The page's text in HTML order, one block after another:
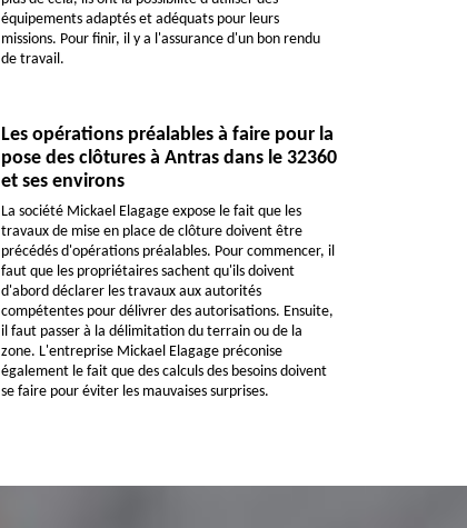
équipements adaptés et adéquats pour leurs
missions. Pour finir, il y a l'assurance d'un bon rendu
de travail.
Les opérations préalables à faire pour la
pose des clôtures à Antras dans le 32360
et ses environs
La société Mickael Elagage expose le fait que les
travaux de mise en place de clôture doivent être
précédés d'opérations préalables. Pour commencer, il
faut que les propriétaires sachent qu'ils doivent
d'abord déclarer les travaux aux autorités
compétentes pour délivrer des autorisations. Ensuite,
il faut passer à la délimitation du terrain ou de la
zone. L'entreprise Mickael Elagage préconise
également le fait que des calculs des besoins doivent
se faire pour éviter les mauvaises surprises.